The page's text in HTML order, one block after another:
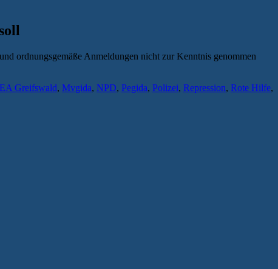
ordnungsgemäße Anmeldungen nicht zur Kenntnis genommen
EA Greifswald, Mvgida, NPD, Pegida, Polizei, Repression, Rote Hilfe,